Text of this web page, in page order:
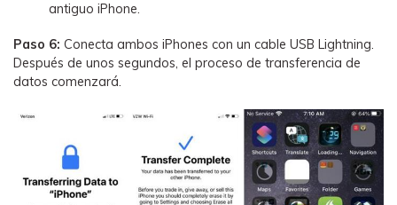
antiguo iPhone.
Paso 6: Conecta ambos iPhones con un cable USB Lightning.
Después de unos segundos, el proceso de transferencia de
datos comenzará.